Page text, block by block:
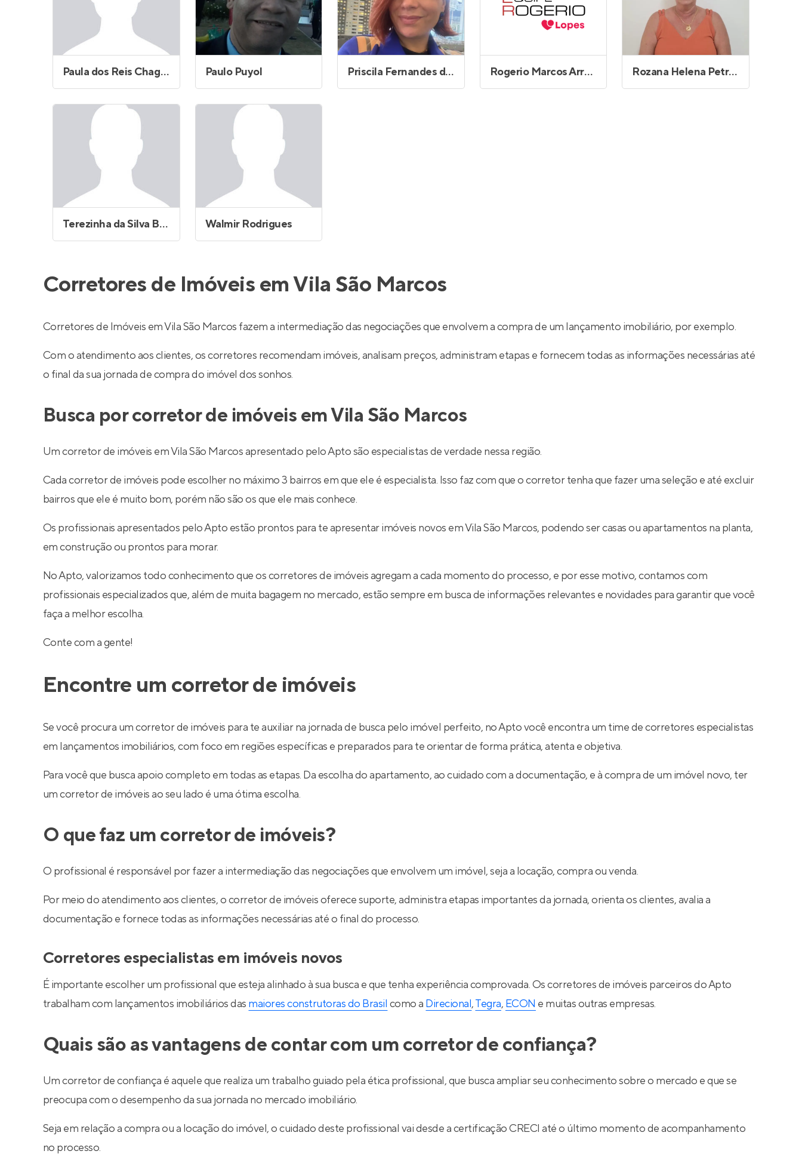
Paula dos Reis Chagas Paulo Puyol Priscila Fernandes dos Santos Rogerio Marcos Arrebola Rozana Helena Petrucci
Terezinha da Silva Brito Walmir Rodrigues
Corretores de Imóveis em Vila São Marcos
Corretores de Imóveis em Vila São Marcos fazem a intermediação das negociações que envolvem a compra de um lançamento imobiliário, por exemplo.
Com o atendimento aos clientes, os corretores recomendam imóveis, analisam preços, administram etapas e fornecem todas as informações necessárias até
o final da sua jornada de compra do imóvel dos sonhos.
Busca por corretor de imóveis em Vila São Marcos
Um corretor de imóveis em Vila São Marcos apresentado pelo Apto são especialistas de verdade nessa região.
Cada corretor de imóveis pode escolher no máximo 3 bairros em que ele é especialista. Isso faz com que o corretor tenha que fazer uma seleção e até excluir
bairros que ele é muito bom, porém não são os que ele mais conhece.
Os profissionais apresentados pelo Apto estão prontos para te apresentar imóveis novos em Vila São Marcos, podendo ser casas ou apartamentos na planta,
em construção ou prontos para morar.
No Apto, valorizamos todo conhecimento que os corretores de imóveis agregam a cada momento do processo, e por esse motivo, contamos com
profissionais especializados que, além de muita bagagem no mercado, estão sempre em busca de informações relevantes e novidades para garantir que você
faça a melhor escolha.
Conte com a gente!
Encontre um corretor de imóveis
Se você procura um corretor de imóveis para te auxiliar na jornada de busca pelo imóvel perfeito, no Apto você encontra um time de corretores especialistas
em lançamentos imobiliários, com foco em regiões específicas e preparados para te orientar de forma prática, atenta e objetiva.
Para você que busca apoio completo em todas as etapas. Da escolha do apartamento, ao cuidado com a documentação, e à compra de um imóvel novo, ter
um corretor de imóveis ao seu lado é uma ótima escolha.
O que faz um corretor de imóveis?
O profissional é responsável por fazer a intermediação das negociações que envolvem um imóvel, seja a locação, compra ou venda.
Por meio do atendimento aos clientes, o corretor de imóveis oferece suporte, administra etapas importantes da jornada, orienta os clientes, avalia a
documentação e fornece todas as informações necessárias até o final do processo.
Corretores especialistas em imóveis novos
É importante escolher um profissional que esteja alinhado à sua busca e que tenha experiência comprovada. Os corretores de imóveis parceiros do Apto
trabalham com lançamentos imobiliários das maiores construtoras do Brasil como a Direcional,Tegra, ECON e muitas outras empresas.
Quais são as vantagens de contar com um corretor de confiança?
Um corretor de confiança é aquele que realiza um trabalho guiado pela ética profissional, que busca ampliar seu conhecimento sobre o mercado e que se
preocupa com o desempenho da sua jornada no mercado imobiliário.
Seja em relação a compra ou a locação do imóvel, o cuidado deste profissional vai desde a certificação CRECI até o último momento de acompanhamento
no processo.